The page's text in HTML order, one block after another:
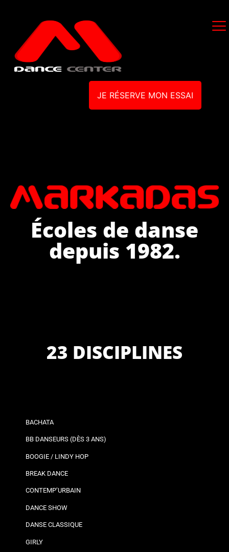
JE RÉSERVE MON ESSAI
Écoles de danse
depuis 1982.
23 DISCIPLINES
BACHATA
BB DANSEURS (DÈS 3 ANS)
BOOGIE / LINDY HOP
BREAK DANCE
CONTEMP’URBAIN
DANCE SHOW
DANSE CLASSIQUE
GIRLY